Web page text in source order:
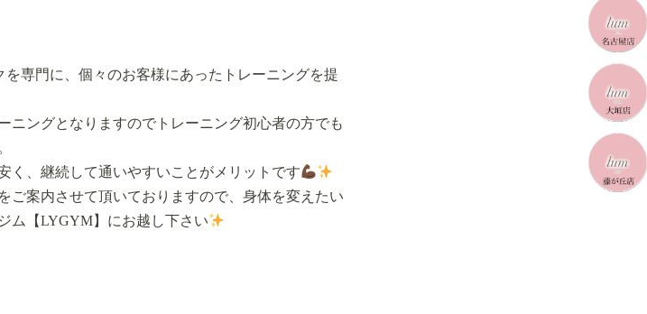
専門に、個々のお客様にあったトレーニングを提
ニングとなりますのでトレーニング初心者の方でも
く、継続して通いやすいことがメリットです
ご案内させて頂いておりますので、身体を変えたい
ム【LYGYM】にお越し下さい